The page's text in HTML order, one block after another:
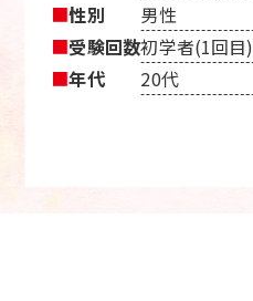
■性別
男性
■受験回数初学者(1回目)
■年代 20代